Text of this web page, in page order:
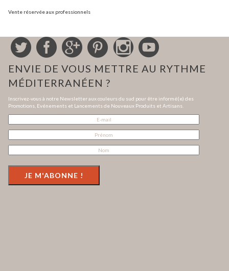
Vente réservée aux professionnels
ENVIE DE VOUS METTRE AU RYTHME
MÉDITERRANÉEN ?
Inscrivez-vous à notre Newsletter aux couleurs du sud pour être informé(e) des
Promotions, Evénements et Lancements de Nouveaux Produits et Artisans.